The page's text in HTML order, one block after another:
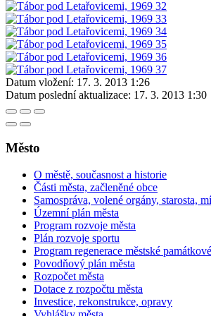
Datum vložení: 17. 3. 2013 1:26
Datum poslední aktualizace: 17. 3. 2013 1:30
Město
O městě, současnost a historie
Části města, začleněné obce
Samospráva, volené orgány, starosta,
Územní plán města
Program rozvoje města
Plán rozvoje sportu
Program regenerace městské
Povodňový plán města
Rozpočet města
Dotace z rozpočtu města
Investice, rekonstrukce, opravy